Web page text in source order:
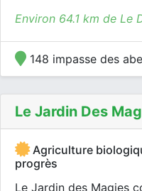
Environ 64.1 km de Le
148 impasse des
Le Jardin Des
Agriculture
progrès
Le Jardin des Magies